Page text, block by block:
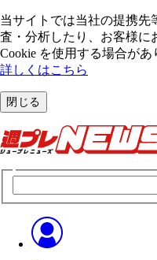
当サイトでは当社の提携先
査・分析したり、お客様に
Cookie を使⽤する場合があ
詳しくはこちら
閉じる